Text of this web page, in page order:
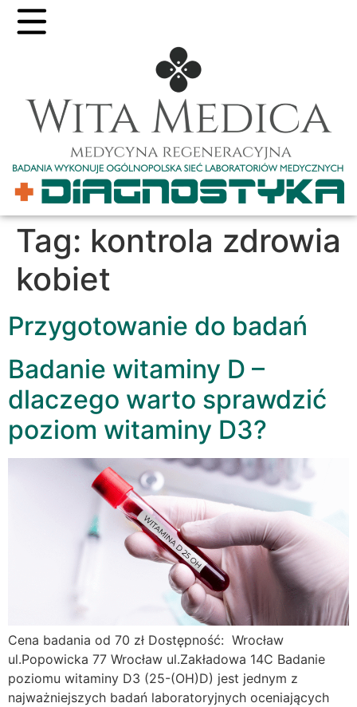
Tag: kontrola zdrowia
kobiet
Przygotowanie do badań
Badanie witaminy D –
dlaczego warto sprawdzić
poziom witaminy D3?
Cena badania od 70 zł Dostępność: Wrocław
ul.Popowicka 77 Wrocław ul.Zakładowa 14C Badanie
poziomu witaminy D3 (25-(OH)D) jest jednym z
najważniejszych badań laboratoryjnych oceniających